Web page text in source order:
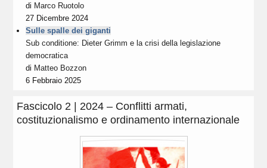
di Marco Ruotolo
27 Dicembre 2024
Sulle spalle dei giganti
Sub conditione: Dieter Grimm e la crisi della legislazione
democratica
di Matteo Bozzon
6 Febbraio 2025
Fascicolo 2 | 2024 – Conflitti armati,
costituzionalismo e ordinamento internazionale